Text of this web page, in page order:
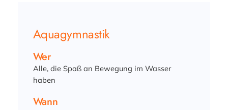
Aquagymnastik
Wer
Alle, die Spaß an Bewegung im Wasser
haben
Wann